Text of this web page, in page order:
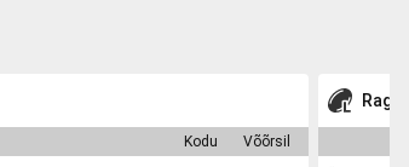
Kodu Võõrsil